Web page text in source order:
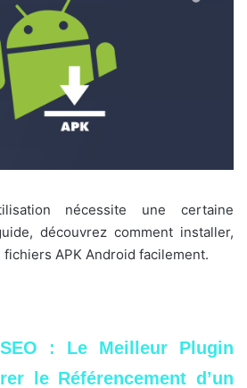
nécessite une certaine
découvrez comment installer,
APK Android facilement.
: Le Meilleur Plugin
le Référencement d’un